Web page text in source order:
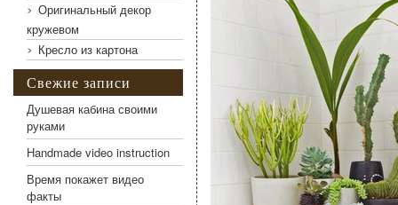
Оригинальный декор
кружевом
Кресло из картона
Свежие записи
Душевая кабина своими
руками
Handmade video instruction
Время покажет видео
факты